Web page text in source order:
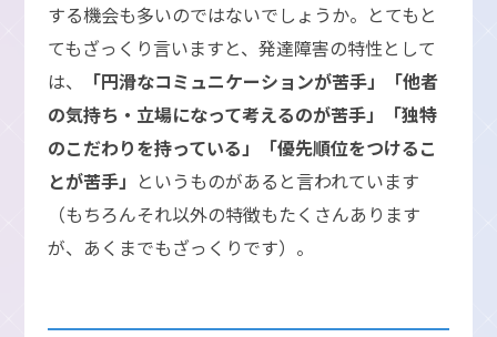
する機会も多いのではないでしょうか。とてもと
てもざっくり言いますと、発達障害の特性として
は、
「円滑なコミュニケーションが苦手」「他者
の気持ち・立場になって考えるのが苦手」「独特
のこだわりを持っている」「優先順位をつけるこ
とが苦手」 というものがあると言われています
（もちろんそれ以外の特徴もたくさんあります
が、あくまでもざっくりです）。